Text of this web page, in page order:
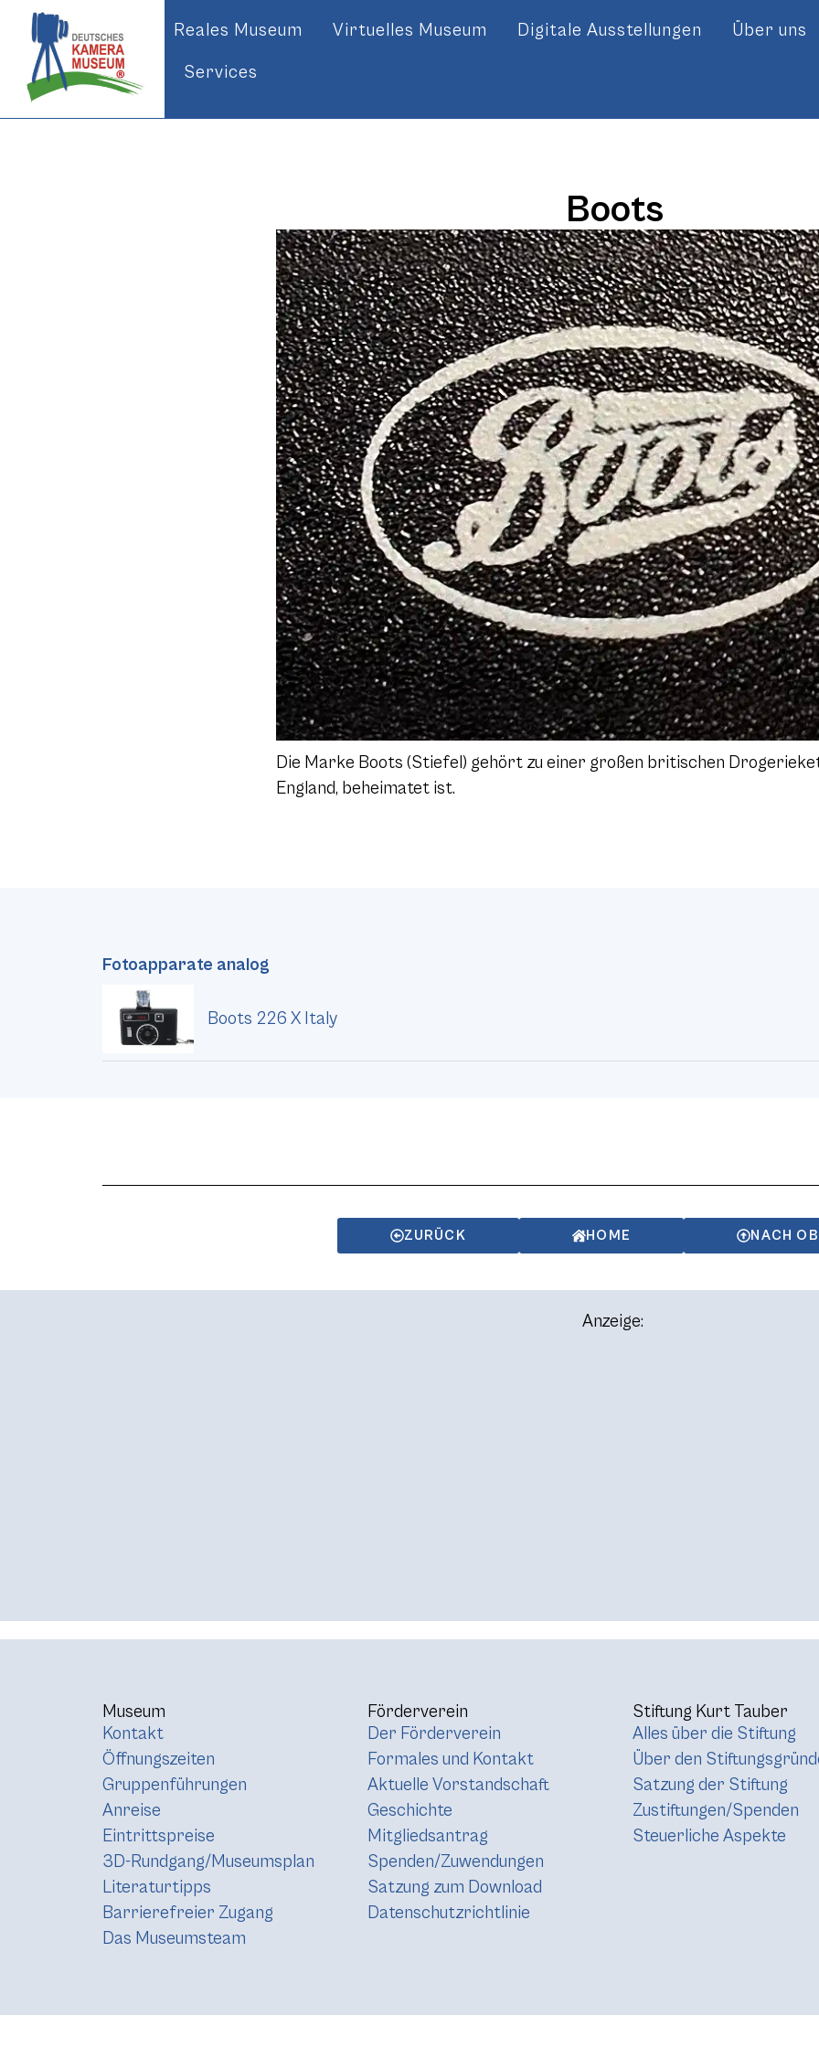
Reales Museum Virtuelles Museum Digitale Ausstellungen Über uns
Services
Boots
Die Marke Boots (Stiefel) gehört zu einer großen britischen
England, beheimatet ist.
Fotoapparate analog
Boots 226 X Italy
ZURÜCK HOME NACH
Anzeige:
Museum
Kontakt
Öffnungszeiten
Gruppenführungen
Anreise
Eintrittspreise
3D-Rundgang/Museumsplan
Literaturtipps
Barrierefreier Zugang
Das Museumsteam
Förderverein
Der Förderverein
Formales und Kontakt
Aktuelle Vorstandschaft
Geschichte
Mitgliedsantrag
Spenden/Zuwendungen
Satzung zum Download
Datenschutzrichtlinie
Stiftung Kurt Tauber
Alles über die Stiftung
Über den
Satzung der Stiftung
Zustiftungen/Spenden
Steuerliche Aspekte